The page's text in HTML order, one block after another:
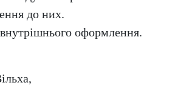
до них.
оформлення.